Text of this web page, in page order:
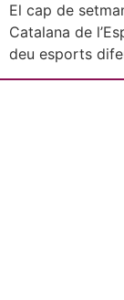
El cap de
Catalana de
deu esports